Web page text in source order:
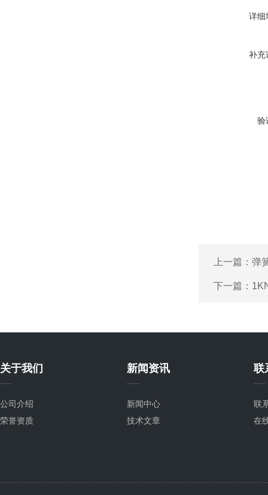
详细
补充
验
上一篇： 弹
下一篇：
关于我们
公司介绍
荣誉资质
新闻资讯
新闻中心
技术文章
联
联
在